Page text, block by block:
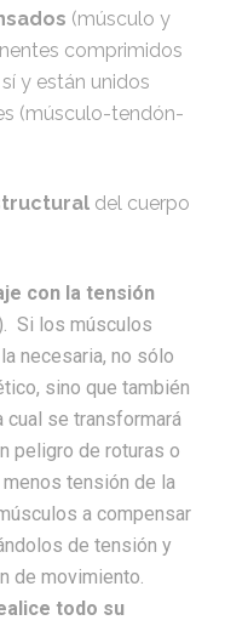
(músculo y
comprimidos
y están unidos
(músculo-tendón-
del cuerpo
con la tensión
Si los músculos
necesaria, no sólo
sino que también
cual se transformará
peligro de roturas o
tensión de la
a compensar
de tensión y
de movimiento.
todo su